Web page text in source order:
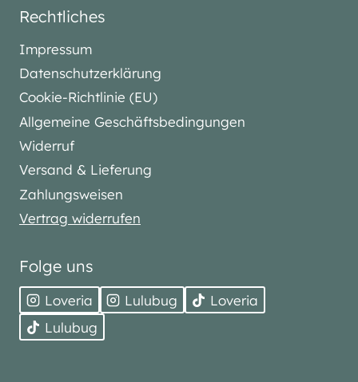
Rechtliches
Impressum
Datenschutzerklärung
Cookie-Richtlinie (EU)
Allgemeine Geschäftsbedingungen
Widerruf
Versand & Lieferung
Zahlungsweisen
Vertrag widerrufen
Folge uns
Loveria Lulubug
Loveria
Lulubug